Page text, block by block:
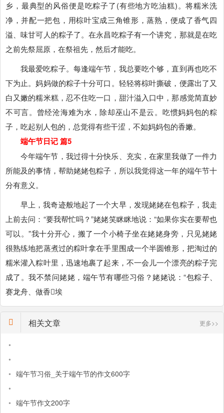
乡，最典型的风俗便是吃粽子了(有些地方吃油糕)。将糯米洗
净，并配一把包，用棕叶宝成三角锥形，蒸熟，便成了香气四
溢、味甘可人的粽子了。在永昌吃粽子有一个讲究，那就是在吃
之前先祭屈原，在祭祖先，然后才能吃。
我最爱吃粽子。每逢端午节，我总要吃个够，直到再也吃不
下为止。妈妈做的粽子十分可口。轻轻将棕叶撕破，便露出了又
白又嫩的糯米糕，忍不住吃一口，甜汁溢入口中，那感觉简直妙
不可言。曾经沧海难为水，除却巫山不是云。吃惯妈妈包的粽
子，吃起别人包的，总觉得有些干涩，不如妈妈包的香嫩。
端午节日记 篇5
今年端午节，我过得十分快乐、充实，在家里我做了一件力
所能及的事情，帮助姥姥包粽子，所以我觉得这一年的端午节十
分有意义。
早上，我奇迹般地起了一个大早，发现姥姥在包粽子，我走
上前去问：“要我帮忙吗？”姥姥笑眯眯地说：“如果你实在要帮也
可以。”我十分开心，搬了一个小椅子坐在姥姥身旁，只见姥姥
很熟练地把蒸煮过的粽叶拿在手里围成一个半圆锥形，把淘过的
糯米灌入粽叶里，迅速地裹了起来，不一会儿一个漂亮的粽子完
成了。我不禁问姥姥，端午节有哪些习俗？姥姥说：“包粽子、
赛龙舟、做香埃
相关文章 更多>>
•
•
• 端午节习俗_关于端午节的作文600字
•
• 端午节作文200字